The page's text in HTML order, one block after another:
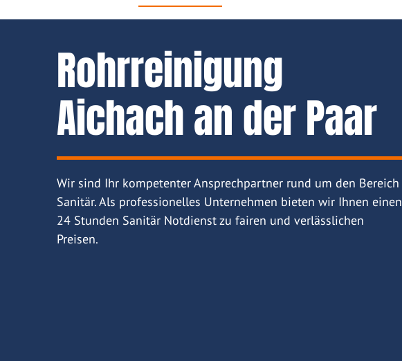
Rohrreinigung
Aichach an der Paar
Wir sind Ihr kompetenter Ansprechpartner rund um den Bereich
Sanitär. Als professionelles Unternehmen bieten wir Ihnen einen
24 Stunden Sanitär Notdienst zu fairen und verlässlichen
Preisen.